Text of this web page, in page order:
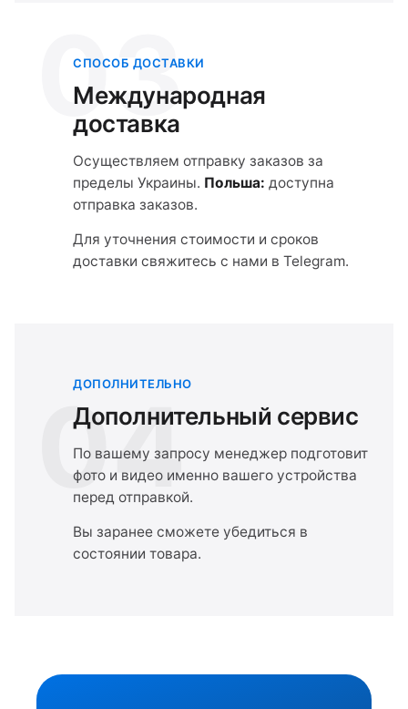
03
СПОСОБ ДОСТАВКИ
Международная
доставка
Осуществляем отправку заказов за
пределы Украины. Польша: доступна
отправка заказов.
Для уточнения стоимости и сроков
доставки свяжитесь с нами в Telegram.
04
ДОПОЛНИТЕЛЬНО
Дополнительный сервис
По вашему запросу менеджер подготовит
фото и видео именно вашего устройства
перед отправкой.
Вы заранее сможете убедиться в
состоянии товара.